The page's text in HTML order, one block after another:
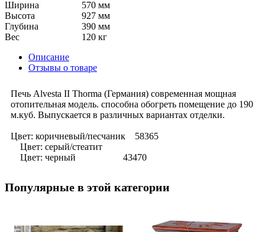
Ширина
570 мм
Высота
927 мм
Глубина
390 мм
Вес
120 кг
Описание
Отзывы о товаре
Печь Alvesta II Thorma (Германия) современная мощная
отопительная модель. способна обогреть помещение до 190
м.куб. Выпускается в различных вариантах отделки.
Цвет: коричневый/песчаник 58365
Цвет: серый/стеатит
Цвет: черный 43470
Популярные в этой категории